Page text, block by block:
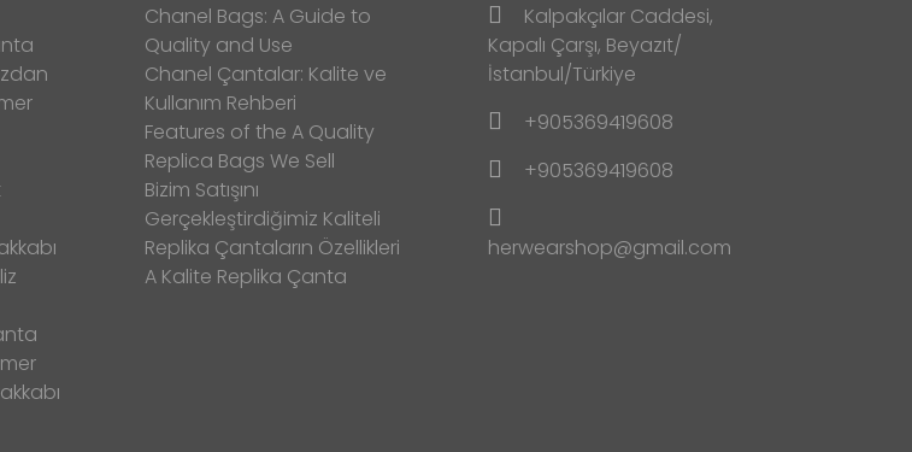
Chanel Bags: A Guide to
Quality and Use
Chanel Çantalar: Kalite ve
Kullanım Rehberi
Features of the A Quality
Replica Bags We Sell
Bizim Satışını
Gerçekleştirdiğimiz Kaliteli
Replika Çantaların Özellikleri
A Kalite Replika Çanta
Kalpakçılar Caddesi,
Kapalı Çarşı, Beyazıt/
İstanbul/Türkiye
+905369419608
+905369419608
herwearshop@gmail.com